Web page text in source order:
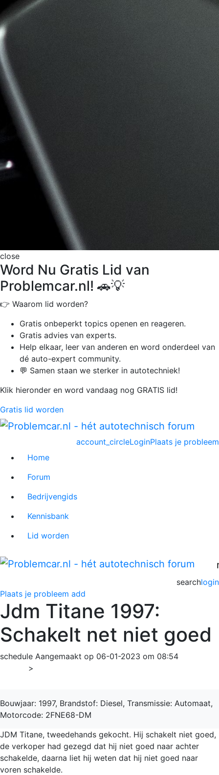
close
Word Nu Gratis Lid van
Problemcar.nl! 🚗💡
👉 Waarom lid worden?
Gratis onbeperkt topics openen en reageren.
Gratis advies van experts.
Help elkaar, leer van anderen en word onderdeel van
dé auto-expert community.
💬 Samen staan we sterker in autotechniek!
Klik hieronder en word vandaag nog GRATIS lid!
Gratis lid worden
Plaats je probleem
account_circleLogin
Home
Forum
Bedrijvengids
Kennisbank
Lid worden
login
search
Plaats je probleem add
Jdm Titane 1997:
Schakelt net niet goed
schedule Aangemaakt op 06-01-2023 om 08:54
>
Bouwjaar: 1997, Brandstof: Diesel, Transmissie: Automaat,
Motorcode: 2FNE68-DM
JDM Titane, tweedehands gekocht. Hij schakelt niet goed,
de verkoper had gezegd dat hij niet goed naar achter
schakelde, daarna liet hij weten dat hij niet goed naar
voren schakelde.